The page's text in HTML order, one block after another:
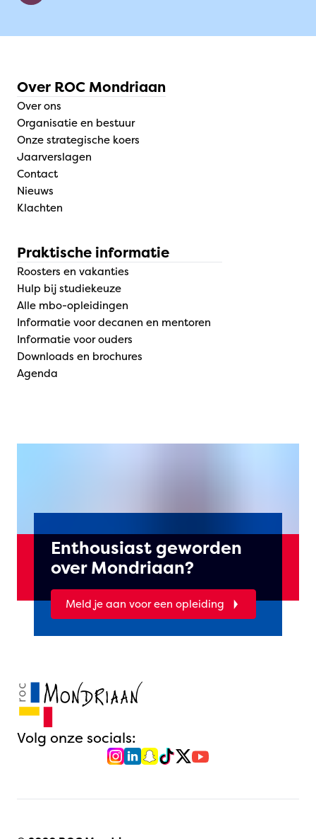
Over ROC Mondriaan
Over ons
Organisatie en bestuur
Onze strategische koers
Jaarverslagen
Contact
Nieuws
Klachten
Praktische informatie
Roosters en vakanties
Hulp bij studiekeuze
Alle mbo-opleidingen
Informatie voor decanen en mentoren
Informatie voor ouders
Downloads en brochures
Agenda
Enthousiast geworden
over Mondriaan?
Meld je aan voor een opleiding
Volg onze socials: